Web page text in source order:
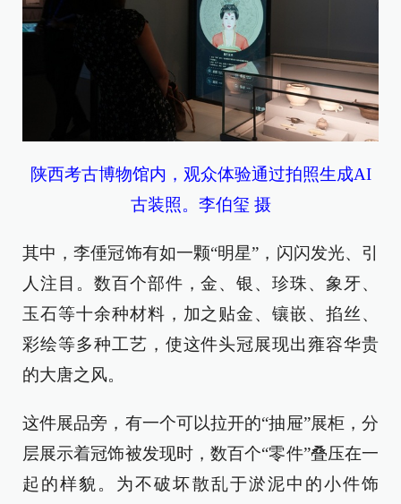
陕西考古博物馆内，观众体验通过拍照生成AI
古装照。李伯玺 摄
其中，李倕冠饰有如一颗“明星”，闪闪发光、引
人注目。数百个部件，金、银、珍珠、象牙、
玉石等十余种材料，加之贴金、镶嵌、掐丝、
彩绘等多种工艺，使这件头冠展现出雍容华贵
的大唐之风。
这件展品旁，有一个可以拉开的“抽屉”展柜，分
层展示着冠饰被发现时，数百个“零件”叠压在一
起的样貌。为不破坏散乱于淤泥中的小件饰